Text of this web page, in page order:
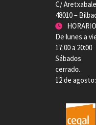
C/
48010 –
De lunes a
17:00 a 20:00
Sábados
cerrado.
12 de